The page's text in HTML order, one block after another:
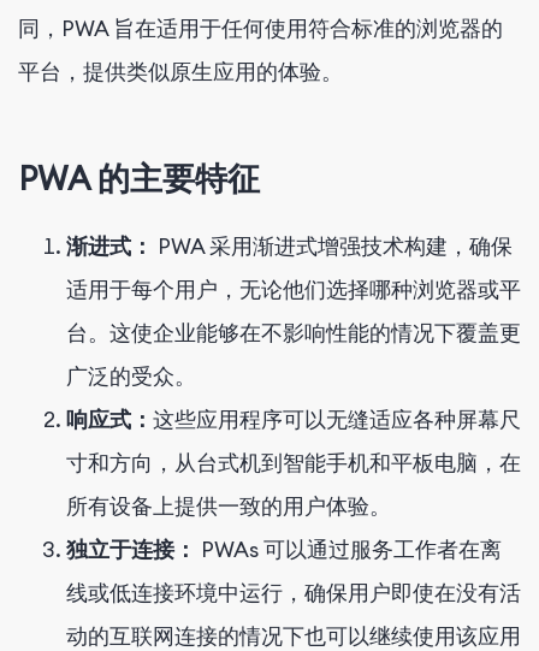
同，PWA 旨在适用于任何使用符合标准的浏览器的
平台，提供类似原生应用的体验。
PWA 的主要特征
渐进式： PWA 采用渐进式增强技术构建，确保
适用于每个用户，无论他们选择哪种浏览器或平
台。这使企业能够在不影响性能的情况下覆盖更
广泛的受众。
响应式： 这些应用程序可以无缝适应各种屏幕尺
寸和方向，从台式机到智能手机和平板电脑，在
所有设备上提供一致的用户体验。
独立于连接： PWAs 可以通过服务工作者在离
线或低连接环境中运行，确保用户即使在没有活
动的互联网连接的情况下也可以继续使用该应用